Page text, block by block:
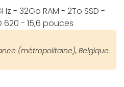
- 32Go RAM - 2To SSD -
620 - 15,6 pouces
(métropolitaine), Belgique.